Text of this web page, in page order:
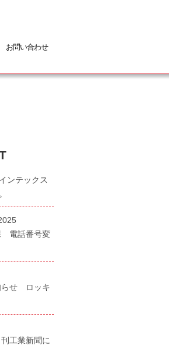
お問い合わせ
ンテックス
電話番号変
らせ ロッキ
工業新聞に